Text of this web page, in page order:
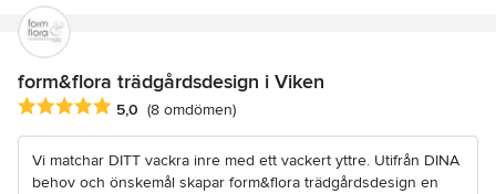
form&flora trädgårdsdesign i Viken
Genomsnittligt omdöme: 5 av 5 stjärnor
5,0 (8 omdömen)
Vi matchar DITT vackra inre med ett vackert yttre. Utifrån DINA
behov och önskemål skapar form&flora trädgårdsdesign en